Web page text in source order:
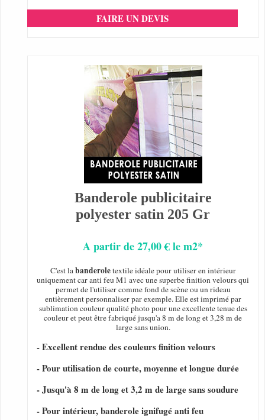
FAIRE UN DEVIS
Banderole publicitaire
polyester satin 205 Gr
A partir de 27,00 € le m2*
C'est labanderoletextile idéale pour utiliser en intérieur
uniquement car anti feu M1 avec une superbe finition velours qui
permet de l'utiliser comme fond de scène ou un rideau
entièrement personnaliser par exemple. Elle est imprimé par
sublimation couleur qualité photo pour une excellente tenue des
couleur et peut être fabriqué jusqu'a 8 m de long et 3,28 m de
large sans union.
- Excellent rendue des couleurs finition velours
- Pour utilisation de courte, moyenne et longue durée
- Jusqu'à 8 m de long et 3,2 m de large sans soudure
- Pour intérieur, banderole ignifugé anti feu